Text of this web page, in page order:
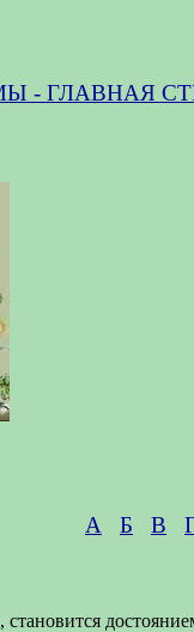
- ГЛАВНАЯ
А
Б В